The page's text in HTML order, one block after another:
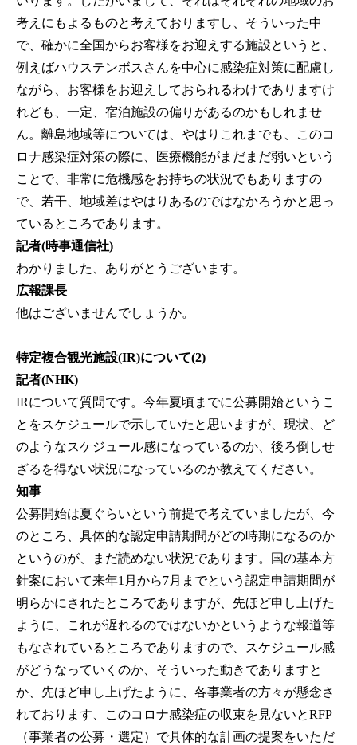
考えにもよるものと考えておりますし、そういった中
で、確かに全国からお客様をお迎えする施設というと、
例えばハウステンボスさんを中心に感染症対策に配慮し
ながら、お客様をお迎えしておられるわけでありますけ
れども、一定、宿泊施設の偏りがあるのかもしれませ
ん。離島地域等については、やはりこれまでも、このコ
ロナ感染症対策の際に、医療機能がまだまだ弱いという
ことで、非常に危機感をお持ちの状況でもありますの
で、若干、地域差はやはりあるのではなかろうかと思っ
ているところであります。
記者(時事通信社)
わかりました、ありがとうございます。
広報課長
他はございませんでしょうか。
特定複合観光施設(IR)について(2)
記者(NHK)
IRについて質問です。今年夏頃までに公募開始というこ
とをスケジュールで示していたと思いますが、現状、ど
のようなスケジュール感になっているのか、後ろ倒しせ
ざるを得ない状況になっているのか教えてください。
知事
公募開始は夏ぐらいという前提で考えていましたが、今
のところ、具体的な認定申請期間がどの時期になるのか
というのが、まだ読めない状況であります。国の基本方
針案において来年1月から7月までという認定申請期間が
明らかにされたところでありますが、先ほど申し上げた
ように、これが遅れるのではないかというような報道等
もなされているところでありますので、スケジュール感
がどうなっていくのか、そういった動きでありますと
か、先ほど申し上げたように、各事業者の方々が懸念さ
れております、このコロナ感染症の収束を見ないとRFP
（事業者の公募・選定）で具体的な計画の提案をいただ